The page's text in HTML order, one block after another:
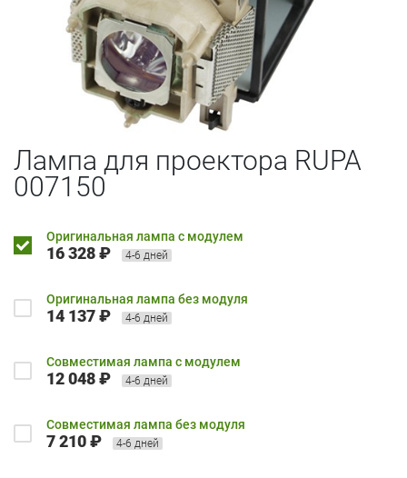
Лампа для проектора RUPA
007150
Оригинальная лампа с модулем
16 328 ₽ 4-6 дней
Оригинальная лампа без модуля
14 137 ₽ 4-6 дней
Совместимая лампа с модулем
12 048 ₽ 4-6 дней
Совместимая лампа без модуля
7 210 ₽ 4-6 дней